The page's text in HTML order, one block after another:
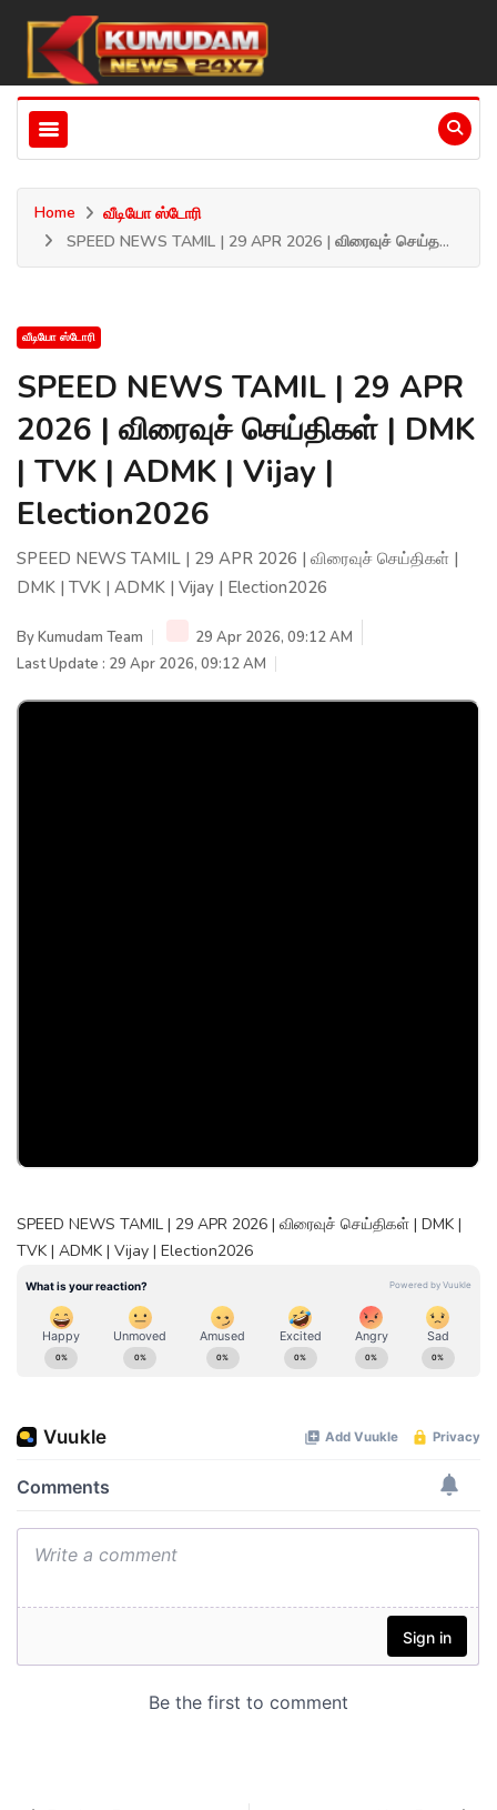
Home
வீடியோ ஸ்டோரி
SPEED NEWS TAMIL | 29 APR 2026 | விரைவுச் செய்த...
வீடியோ ஸ்டோரி
SPEED NEWS TAMIL | 29 APR
2026 | விரைவுச் செய்திகள் | DMK
| TVK | ADMK | Vijay |
Election2026
SPEED NEWS TAMIL | 29 APR 2026 | விரைவுச் செய்திகள் |
DMK | TVK | ADMK | Vijay | Election2026
ByKumudam Team
29 Apr 2026, 09:12 AM
Last Update : 29 Apr 2026, 09:12 AM
SPEED NEWS TAMIL | 29 APR 2026 | விரைவுச் செய்திகள் | DMK |
TVK | ADMK | Vijay | Election2026